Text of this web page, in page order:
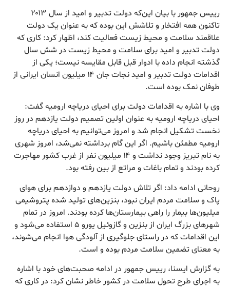
رییس جمهور با بیان این‌که دولت تدبیر و امید از سال ۲۰۱۳
تاکنون همه افتخار و تلاشش این بوده که به عنوان یک دولت
علاقمند سلامت و محیط زیست فعالیت کند، اظهار کرد: کاری که
دولت تدبیر و امید برای سلامت و محیط زیست در شش سال
گذشته انجام داده با ادوار قبل قابل مقایسه نیست؛ یکی از
اقدامات دولت تدبیر و امید نجات جان ۱۴ میلیون انسان ایرانی از
طوفان نمک بوده است.
وی با اشاره به اقدامات دولت برای احیای دریاچه ارومیه گفت:
احیای دریاچه ارومیه به عنوان اولین تصمیم دولت یازدهم در روز
نخست تشکیل انجام شد و امروز می‌توانیم به احیای دریاچه
ارومیه مطمئن باشیم. اگر این گام برداشته نمی‌شد، امروز شهری
به نام تبریز وجود نداشت و ۱۴ میلیون نفر از غرب کشور مهاجرت
کرده بودند و تمام باغات و مراتع از بین رفته بود.
روحانی ادامه داد: اگر تلاش‌ دولت یازدهم و دوازدهم برای هوای
پاک و سلامت مردم ایران نبود، بنزین‌های تولید شده پتروشیمی
میلیون‌ها بیمار را راهی بیمارستان‌ها کرده بودند. امروز در تمام
شهرهای بزرگ ایران از بنزین و گازوئیل یورو ۵ استفاده می‌شود و
این اقدامات که در راستای جلوگیری از آلودگی هوا انجام می‌شوند،
به معنای تضمین سلامت مردم بوده و است.
به گزارش ایسنا، رییس جمهور در ادامه صحبت‌های خود با اشاره
به اجرای طرح تحول سلامت در کشور خاطر نشان کرد: در کاری که